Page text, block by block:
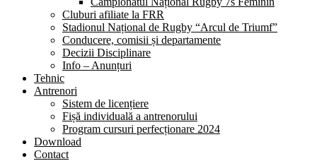
Cluburi afiliate la FRR
Stadionul Național de Rugby “Arcul de Triumf”
Conducere, comisii și departamente
Decizii Disciplinare
Info – Anunțuri
Tehnic
Antrenori
Sistem de licențiere
Fișă individuală a antrenorului
Program cursuri perfecționare 2024
Download
Contact